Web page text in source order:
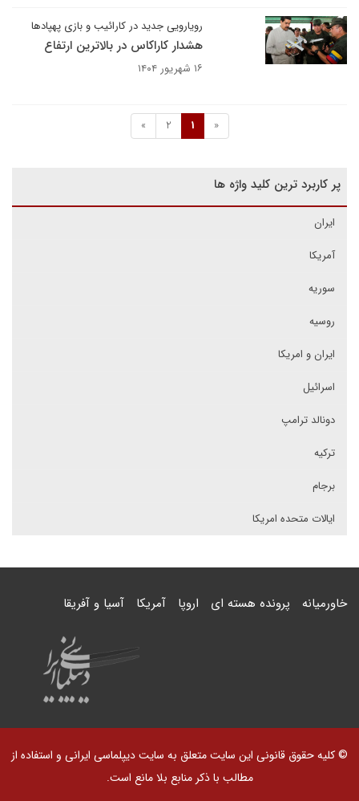
رویارویی جدید در کارائیب و بازی پهپادها
هشدار کاراکاس در بالاترین ارتفاع
۱۶ شهریور ۱۴۰۴
«
1
2
»
پر کاربرد ترین کلید واژه ها
ایران
آمریکا
سوریه
روسیه
ایران و امریکا
اسرائیل
دونالد ترامپ
ترکیه
برجام
ایالات متحده امریکا
خاورمیانه پرونده هسته ای اروپا آمریکا آسیا و آفریقا
© کلیه حقوق قانونی این سایت متعلق به سایت دیپلماسی ایرانی و استفاده از
مطالب با ذکر منابع بلا مانع است.